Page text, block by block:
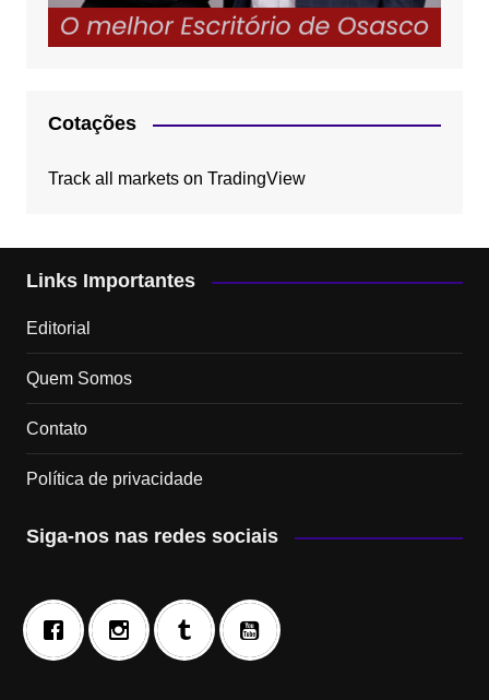
Cotações
Track all markets on TradingView
Links Importantes
Editorial
Quem Somos
Contato
Política de privacidade
Siga-nos nas redes sociais